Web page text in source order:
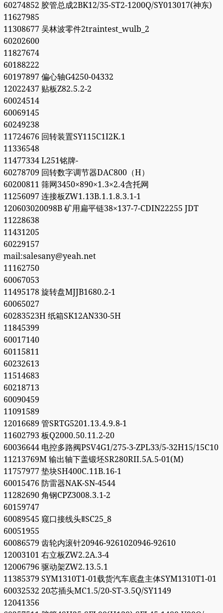
60274852 胶管总成2BK12/35-ST2-1200Q/SY013017(神东)
11627985
11308677 吴林波零件2traintest_wulb_2
60202600
11827674
60188222
60197897 偏心轴G4250-04332
12022437 贴板Z82.5.2-2
60024514
60069145
60249238
11724676 回转装置SY115C1I2K.1
11336548
11477334 L251铭牌-
60278709 回转数字调节器DAC800（H）
60200811 筛网3450×890×1.3×2.4含托网
11256097 连接板ZW1.13B.1.1.8.3.1-1
120603020098B 矿用扁平链38×137-7-CDIN22255 JDT
11228638
11431205
60229157
mail:salesany@yeah.net
11162750
60067053
11495178 旋转盘MJJB1680.2-1
60065027
60283523H 纸箱SK12AN330-5H
11845399
60017140
60115811
60232613
11514683
60218713
60090459
11091589
12016689 管SRTG5201.13.4.9.8-1
11602793 板Q2000.50.11.2-20
60036644 电控多路阀PSV4G1/275-3-ZPL33/5-32H15/15C10
11213769M 输出轴下盖锻坯SR280RII.5A.5-01(M)
11757977 垫块SH400C.11B.16-1
60015476 防雷器NAK-SN-4544
11282690 角钢CPZ3008.3.1-2
60159747
60089545 窥口接线头ⅡSC25_8
60051955
60086579 齿轮内滚针20946-9261020946-92610
12003101 右立板ZW2.2A.3-4
12006796 驱动架ZW2.13.5.1
11385379 SYM1310T1-01载货汽车底盘主体SYM1310T1-01
60032532 20芯插头MC1.5/20-ST-3.5Q/SY1149
12041356